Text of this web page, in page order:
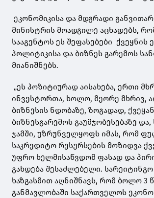
ეკონომიკისა და მდგრადი
მინისტრის მოადგილე აცხადებს,
სააგენტოს ეს შეფასებები ქვეყნის
პოლიტიკისა და ბიზნეს გარემოს
მიანიშნებს.
„ეს პოზიტიურად აისახება, ერთი
ინვესტორთა, ხოლო, მეორე მხრივ,
ბიზნესის ნდობაზე, ზოგადად,
ბიზნესგარემოს გაუმჯობესებაზე
ჯამში, უზრუნველყოფს იმას, რომ
საკრედიტო რესურსების მოზიდვა
უფრო ხელმისაწვდომ ფასად და
გახდება შესაძლებელი.
ხაზგასმით აღნიშნავს, რომ ბოლო 3
განმავლობაში საქართველოს